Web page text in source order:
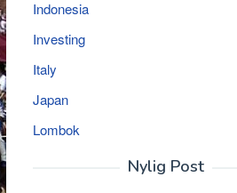
Indonesia
Investing
Italy
Japan
Lombok
Nylig Post